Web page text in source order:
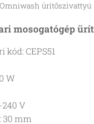
Omniwash ürítőszivattyú
mosogatógép
CEPS51
W
V
30 mm